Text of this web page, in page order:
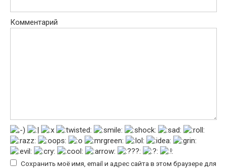
Комментарий
Сохранить моё имя, email и адрес сайта в этом браузере для